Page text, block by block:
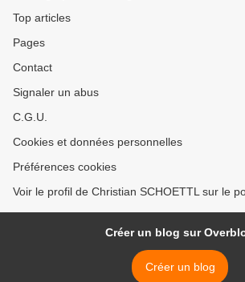
Top articles
Pages
Contact
Signaler un abus
C.G.U.
Cookies et données personnelles
Préférences cookies
Voir le profil de Christian SCHOETTL sur le
Créer un blog sur
Créer un blog